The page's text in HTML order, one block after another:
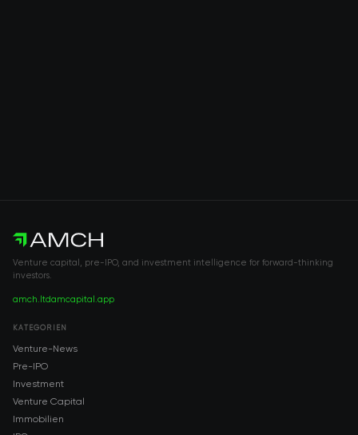
Venture capital, pre-IPO, and investment intelligence for forward-thinking
investors.
amch.ltdamcapital.app
KATEGORIEN
Venture-News
Pre-IPO
Investment
Venture Capital
Immobilien